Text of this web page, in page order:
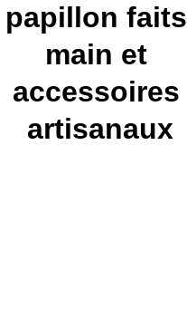
papillon faits
main et
accessoires
artisanaux